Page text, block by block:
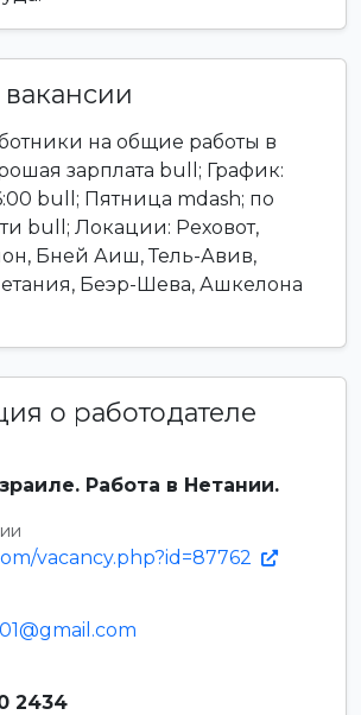
на общие работы в
зарплата bull; График:
bull; Пятница mdash; по
bull; Локации: Реховот,
Бней Аиш, Тель-Авив,
Беэр-Шева, Ашкелона
о работодателе
Работа в Нетании.
vacancy.php?id=87762
2434